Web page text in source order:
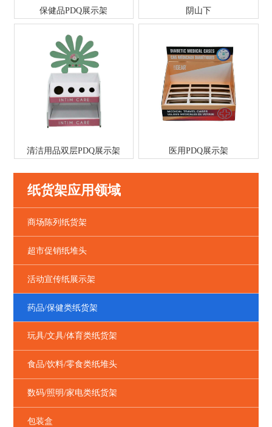
保健品PDQ展示架 阴山下
清洁用品双层PDQ展示架 医用PDQ展示架
纸货架应用领域
商场陈列纸货架
超市促销纸堆头
活动宣传纸展示架
药品/保健类纸货架
玩具/文具/体育类纸货架
食品/饮料/零食类纸堆头
数码/照明/家电类纸货架
包装盒